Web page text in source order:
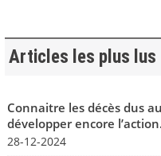
Articles les plus lus
Connaitre les décès dus
développer encore
28-12-2024